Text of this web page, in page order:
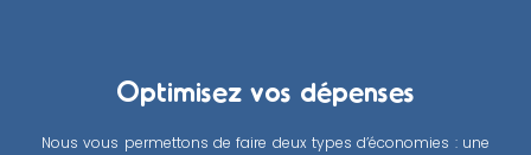
Optimisez vos dépenses
Nous vous permettons de faire deux types d’économies : une